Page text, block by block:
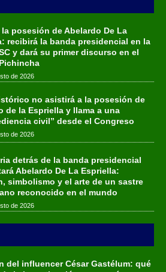
posesión de Abelardo De La
recibirá la banda presidencial en la
y dará su primer discurso en el
de 2026
no asistirá a la posesión de
de la Espriella y llama a una
civil” desde el Congreso
de 2026
detrás de la banda presidencial
Abelardo De La Espriella:
simbolismo y el arte de un sastre
reconocido en el mundo
de 2026
del influencer César Gastélum: qué